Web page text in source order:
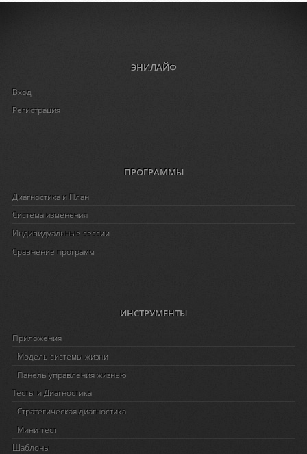
ЭНИЛАЙФ
Вход
Регистрация
ПРОГРАММЫ
Диагностика и План
Система изменения
Индивидуальные сессии
Сравнение программ
ИНСТРУМЕНТЫ
Приложения
Модель системы жизни
Панель управления жизнью
Тесты и Диагностика
Стратегическая диагностика
Мини-тест
Шаблоны